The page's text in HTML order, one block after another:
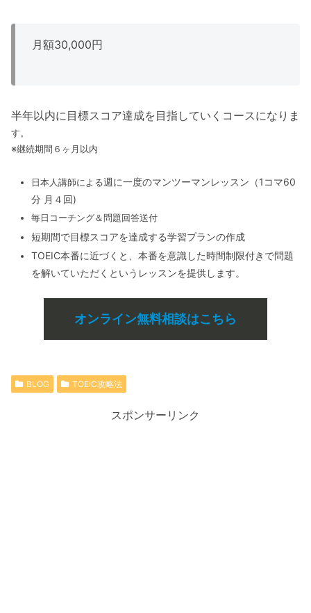
月額30,000円
半年以内に目標スコア達成を目指していくコースになりま
す。
※継続期間６ヶ月以内
日本人講師による週に一度のマンツーマンレッスン（1コマ60
分 月４回)
毎日コーチング＆問題回答送付
短期間で目標スコアを達成する学習プランの作成
TOEIC本番に近づくと、本番を意識した時間制限付きで問題
を解いていただくというレッスンを提供します。
オンライン無料相談はこちら
BLOG TOEIC攻略法
スポンサーリンク